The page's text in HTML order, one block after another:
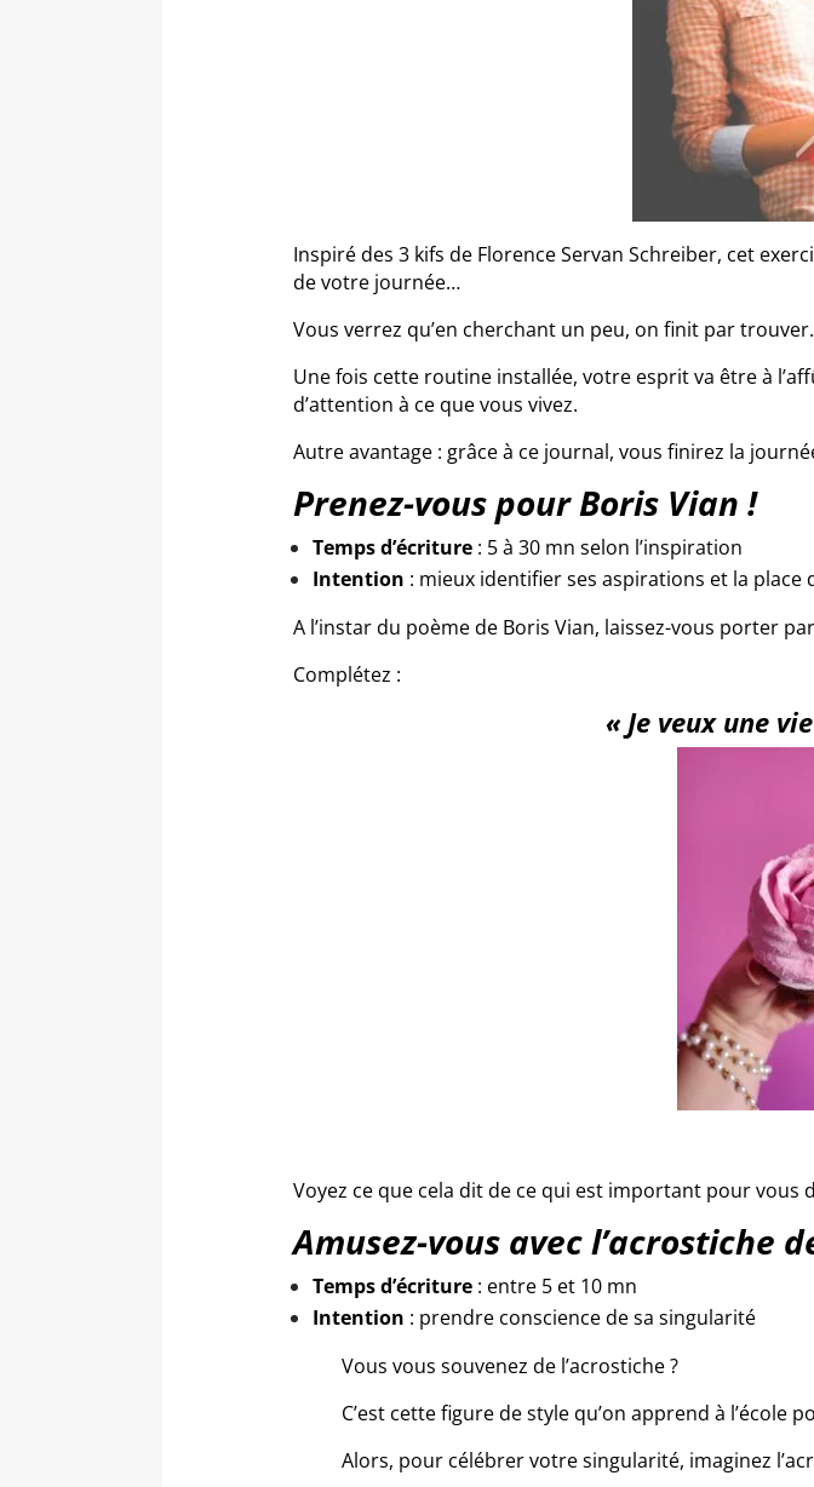
Inspiré des 3 kifs de Florence Servan Schreiber, cet
de votre journée…
Vous verrez qu’en cherchant un peu, on finit par
Une fois cette routine installée, votre esprit va être à
d’attention à ce que vous vivez.
Autre avantage : grâce à ce journal, vous finirez la
Prenez-vous pour Boris Vian !
Temps d’écriture: 5 à 30 mn selon l’inspiration
Intention : mieux identifier ses aspirations et la place
A l’instar du poème de Boris Vian, laissez-vous porter
Complétez :
« Je veux une
Voyez ce que cela dit de ce qui est important pour vous
Amusez-vous avec l’acrostiche
Temps d’écriture: entre 5 et 10 mn
Intention : prendre conscience de sa singularité
Vous vous souvenez de l’acrostiche ?
C’est cette figure de style qu’on apprend à l’école
Alors, pour célébrer votre singularité, imaginez